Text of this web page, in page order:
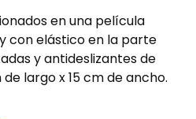
en una película
con elástico en la parte
y antideslizantes de
de largo x 15 cm de ancho.